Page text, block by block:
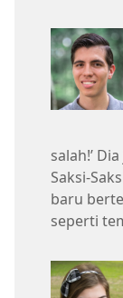
salah!’
Saksi-
baru
seperti